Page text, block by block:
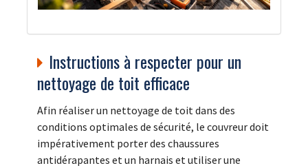
Instructions à respecter pour un
nettoyage de toit efficace
Afin réaliser un nettoyage de toit dans des
conditions optimales de sécurité, le couvreur doit
impérativement porter des chaussures
antidérapantes et un harnais et utiliser une